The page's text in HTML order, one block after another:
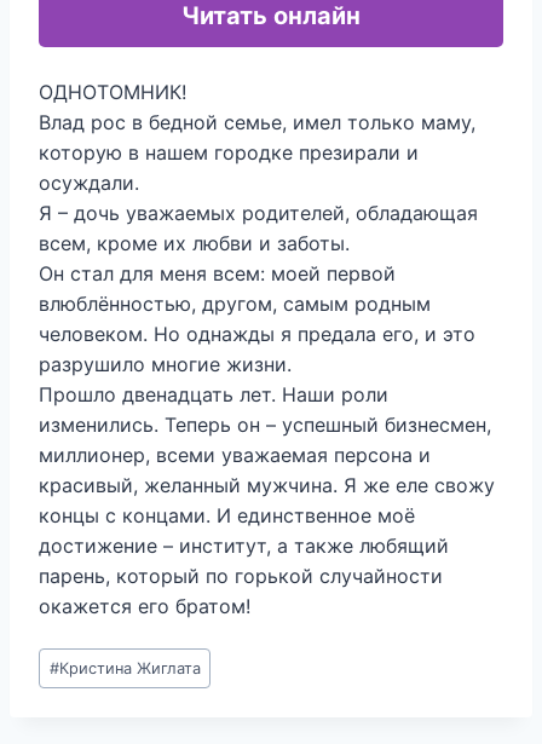
Читать онлайн
ОДНОТОМНИК!
Влад рос в бедной семье, имел только маму,
которую в нашем городке презирали и
осуждали.
Я – дочь уважаемых родителей, обладающая
всем, кроме их любви и заботы.
Он стал для меня всем: моей первой
влюблённостью, другом, самым родным
человеком. Но однажды я предала его, и это
разрушило многие жизни.
Прошло двенадцать лет. Наши роли
изменились. Теперь он – успешный бизнесмен,
миллионер, всеми уважаемая персона и
красивый, желанный мужчина. Я же еле свожу
концы с концами. И единственное моё
достижение – институт, а также любящий
парень, который по горькой случайности
окажется его братом!
Метки
записи:
#Кристина Жиглата